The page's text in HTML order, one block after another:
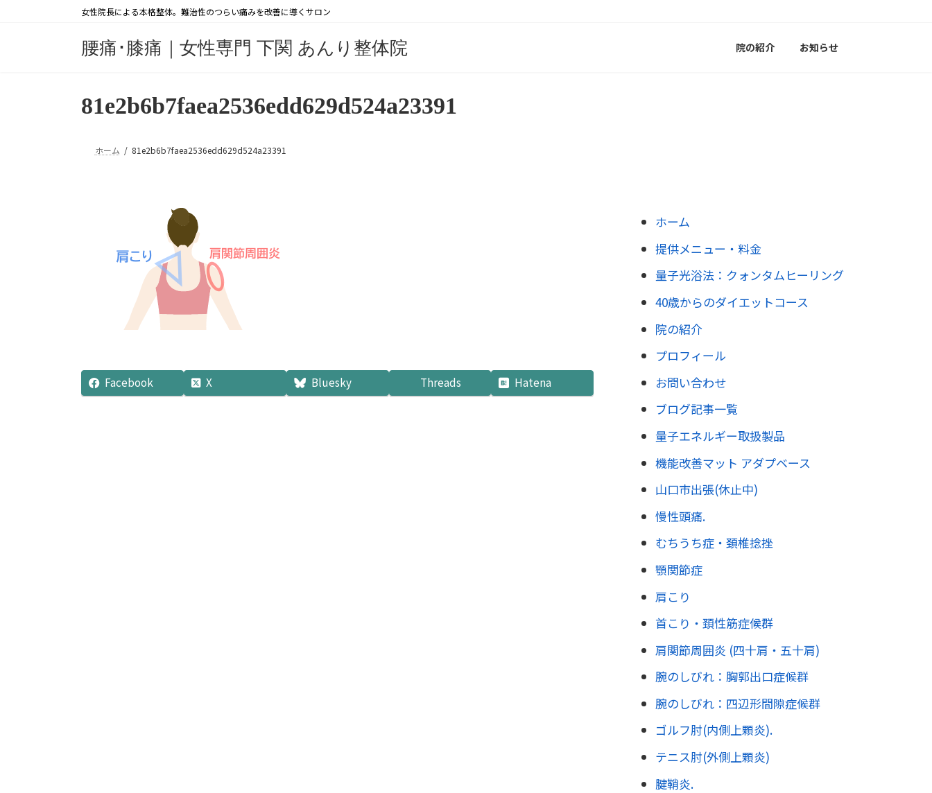
女性院長による本格整体。難治性のつらい痛みを改善に導くサロン
腰痛･膝痛｜女性専門 下関 あんり整体院 院の紹介 お知らせ
81e2b6b7faea2536edd629d524a23391
ホーム 81e2b6b7faea2536edd629d524a23391
Facebook X Bluesky Threads Hatena
ホーム
提供メニュー・料金
量子光浴法：クォンタムヒーリング
40歳からのダイエットコース
院の紹介
プロフィール
お問い合わせ
ブログ記事一覧
量子エネルギー取扱製品
機能改善マット アダプベース
山口市出張(休止中)
慢性頭痛.
むちうち症・頚椎捻挫
顎関節症
肩こり
首こり・頚性筋症候群
肩関節周囲炎 (四十肩・五十肩)
腕のしびれ：胸郭出口症候群
腕のしびれ：四辺形間隙症候群
ゴルフ肘(内側上顆炎).
テニス肘(外側上顆炎)
腱鞘炎.